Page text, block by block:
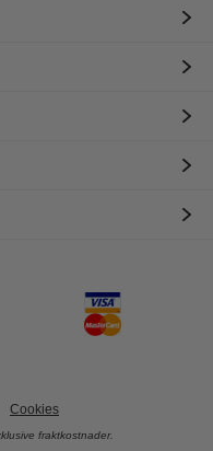
Cookies
fraktkostnader.